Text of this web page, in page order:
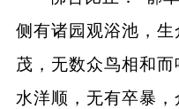
侧有诸园观浴池，
茂，无数众鸟相和
水洋顺，无有卒暴